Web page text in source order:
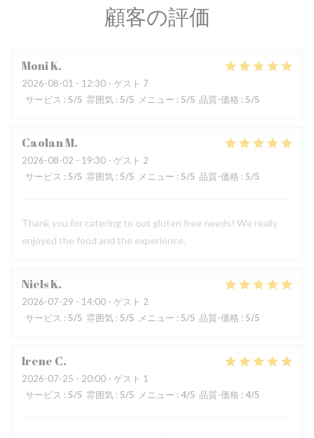
顧客の評価
MoniK
2026-08-01 - 12:30 - ゲスト 7
サービス : 5/5 雰囲気 : 5/5 メニュー : 5/5 品質-価格 : 5/5
CaolanM
2026-08-02 - 19:30 - ゲスト 2
サービス : 5/5 雰囲気 : 5/5 メニュー : 5/5 品質-価格 : 5/5
Thank you for catering to out gluten free needs! We really
enjoyed the food and the experience.
NielsK
2026-07-29 - 14:00 - ゲスト 2
サービス : 5/5 雰囲気 : 5/5 メニュー : 5/5 品質-価格 : 5/5
Irene C
2026-07-25 - 20:00 - ゲスト 1
サービス : 5/5 雰囲気 : 5/5 メニュー : 4/5 品質-価格 : 4/5